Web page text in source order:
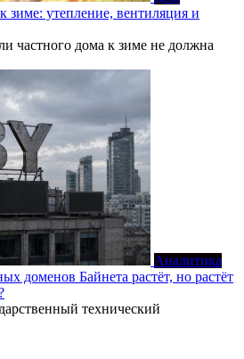
зиме: утепление, вентиляция и
частного дома к зиме не должна
Аналитика
доменов Байнета растёт, но растёт
технический